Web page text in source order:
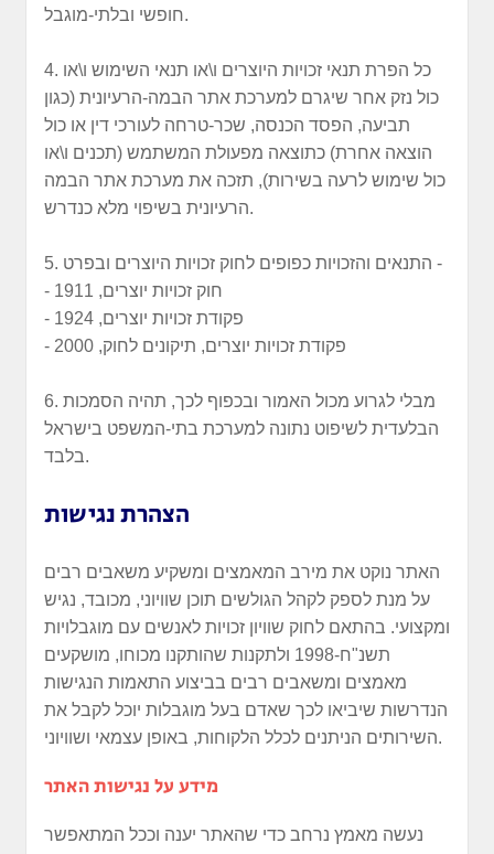
חופשי ובלתי-מוגבל.
4. כל הפרת תנאי זכויות היוצרים ו\או תנאי השימוש ו\או
כול נזק אחר שיגרם למערכת אתר הבמה-הרעיונית (כגון
תביעה, הפסד הכנסה, שכר-טרחה לעורכי דין או כול
הוצאה אחרת) כתוצאה מפעולת המשתמש (תכנים ו\או
כול שימוש לרעה בשירות), תזכה את מערכת אתר הבמה
הרעיונית בשיפוי מלא כנדרש.
5. התנאים והזכויות כפופים לחוק זכויות היוצרים ובפרט -
- חוק זכויות יוצרים, 1911
- פקודת זכויות יוצרים, 1924
- פקודת זכויות יוצרים, תיקונים לחוק, 2000
6. מבלי לגרוע מכול האמור ובכפוף לכך, תהיה הסמכות
הבלעדית לשיפוט נתונה למערכת בתי-המשפט בישראל
בלבד.
הצהרת נגישות
האתר נוקט את מירב המאמצים ומשקיע משאבים רבים
על מנת לספק לקהל הגולשים תוכן שוויוני, מכובד, נגיש
ומקצועי. בהתאם לחוק שוויון זכויות לאנשים עם מוגבלויות
תשנ"ח-1998 ולתקנות שהותקנו מכוחו, מושקעים
מאמצים ומשאבים רבים בביצוע התאמות הנגישות
הנדרשות שיביאו לכך שאדם בעל מוגבלות יוכל לקבל את
השירותים הניתנים לכלל הלקוחות, באופן עצמאי ושוויוני.
מידע על נגישות האתר
נעשה מאמץ נרחב כדי שהאתר יענה וככל המתאפשר